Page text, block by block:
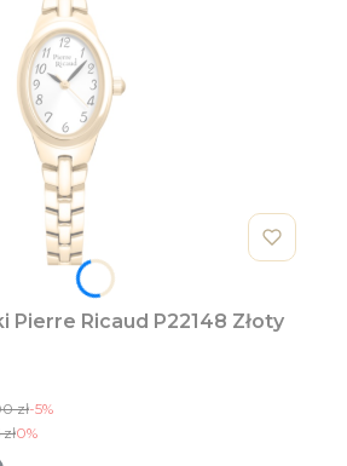
Pierre Ricaud P22148 Złoty
zł-5%
0%